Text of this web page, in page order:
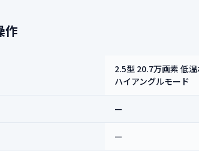
作
2.5型 20.7万画素 低
ハイアングルモード
—
—